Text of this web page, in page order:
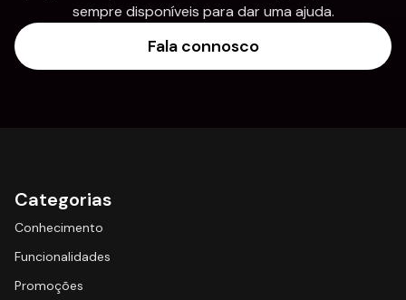
sempre disponíveis para dar uma ajuda.
Fala connosco
Categorias
Conhecimento
Funcionalidades
Promoções